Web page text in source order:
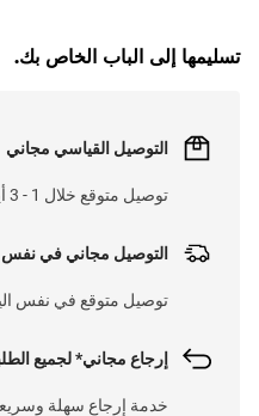
تسليمها إلى الباب الخاص بك.
التوصيل القياسي مجاني
توصيل متوقع خلال 1 - 3 أيام عم على 25 د.ك
التوصيل مجاني في نفس
توصيل متوقع في نفس اليوم
إرجاع مجاني* لجميع